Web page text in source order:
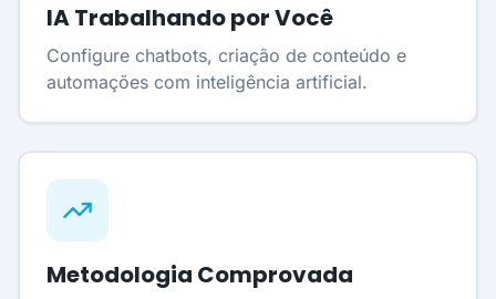
IA Trabalhando por Você
Configure chatbots, criação de conteúdo e
automações com inteligência artificial.
Metodologia Comprovada